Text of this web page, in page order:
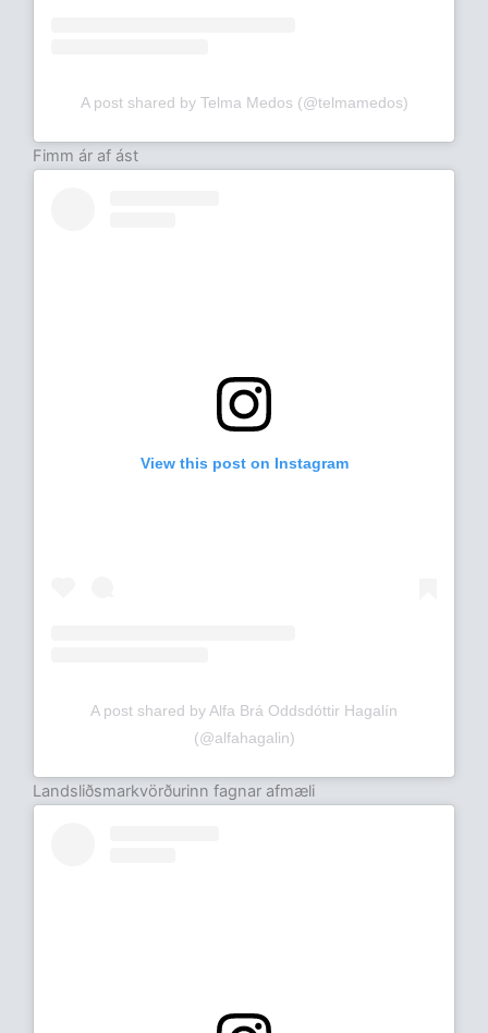
A post shared by Telma Medos (@telmamedos)
Fimm ár af ást
View this post on Instagram
A post shared by Alfa Brá Oddsdóttir Hagalín
(@alfahagalin)
Landsliðsmarkvörðurinn fagnar afmæli